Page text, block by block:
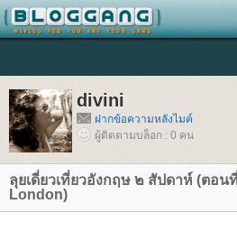
divini
ฝากข้อความหลังไมค์
ผู้ติดตามบล็อก : 0 คน
ลุยเดี่ยวเที่ยวอังกฤษ ๒ สัปดาห์ (ตอ
London)